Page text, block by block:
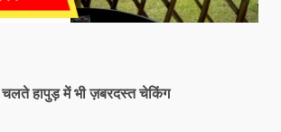
चलते हापुड़ में भी ज़बरदस्त चेकिंग